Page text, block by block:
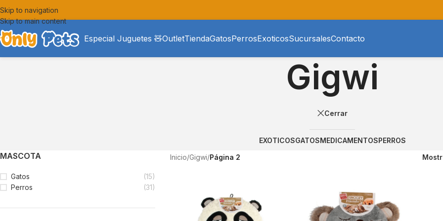
Skip to navigation
Skip to main content
Especial Juguetes 🧸OutletTiendaGatosPerrosExoticosSucursalesContacto
Gigwi
Cerrar
EXOTICOSGATOSMEDICAMENTOSPERROS
MASCOTA
Gatos
(15)
Perros
(31)
Inicio/Gigwi/Página 2